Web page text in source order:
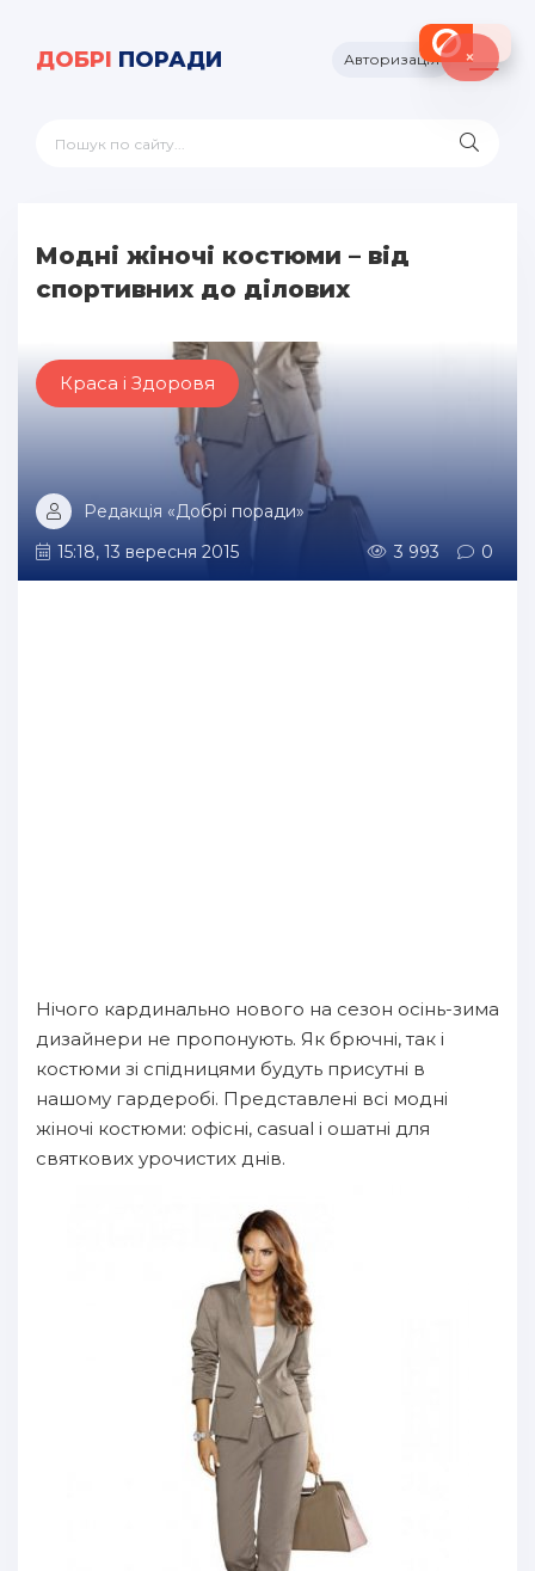
ДОБРІ ПОРАДИ Авторизація
Модні жіночі костюми – від
спортивних до ділових
Краса і Здоровя
Редакція «Добрі поради»
15:18, 13 вересня 2015
3 993 0
Нічого кардинально нового на сезон осінь-зима
дизайнери не пропонують. Як брючні, так і
костюми зі спідницями будуть присутні в
нашому гардеробі. Представлені всі модні
жіночі костюми: офісні, casual і ошатні для
святкових урочистих днів.
×